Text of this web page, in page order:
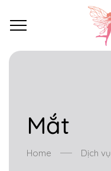
Mắt
Home Dịch vụ